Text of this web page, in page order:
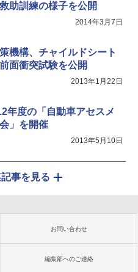
助訓練の様子を公開
2014年3月7日
機構、チャイルドシート
面衝突試験を公開
2013年1月22日
年度の「自動車アセスメ
」を開催
2013年5月10日
事を見る
お問い合わせ
編集部へのご連絡